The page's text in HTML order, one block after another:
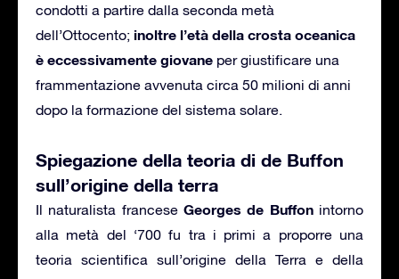
condotti a partire dalla seconda metà
dell’Ottocento; inoltre l’età della crosta oceanica
è eccessivamente giovane per giustificare una
frammentazione avvenuta circa 50 milioni di anni
dopo la formazione del sistema solare.
Spiegazione della teoria di de Buffon
sull’origine della terra
Il naturalista francese Georges de Buffonintorno
alla metà del ‘700 fu tra i primi a proporre una
teoria scientifica sull’origine della Terra e della